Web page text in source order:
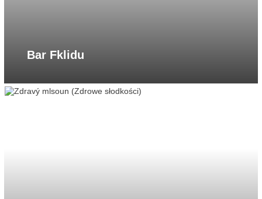
Bar Fklidu